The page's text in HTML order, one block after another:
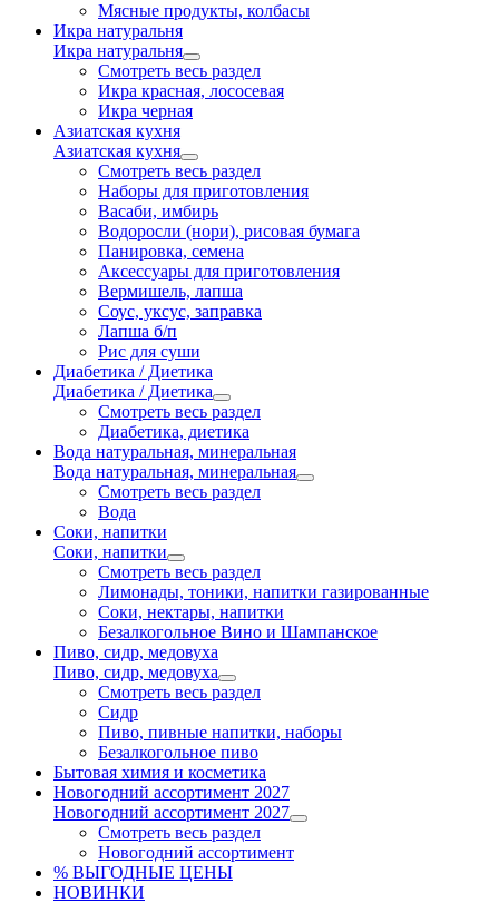
Мясные продукты, колбасы
Икра натуральня
Икра натуральня
Смотреть весь раздел
Икра красная, лососевая
Икра черная
Азиатская кухня
Азиатская кухня
Смотреть весь раздел
Наборы для приготовления
Васаби, имбирь
Водоросли (нори), рисовая бумага
Панировка, семена
Аксессуары для приготовления
Вермишель, лапша
Соус, уксус, заправка
Лапша б/п
Рис для суши
Диабетика / Диетика
Диабетика / Диетика
Смотреть весь раздел
Диабетика, диетика
Вода натуральная, минеральная
Вода натуральная, минеральная
Смотреть весь раздел
Вода
Соки, напитки
Соки, напитки
Смотреть весь раздел
Лимонады, тоники, напитки газированные
Соки, нектары, напитки
Безалкогольное Вино и Шампанское
Пиво, сидр, медовуха
Пиво, сидр, медовуха
Смотреть весь раздел
Сидр
Пиво, пивные напитки, наборы
Безалкогольное пиво
Бытовая химия и косметика
Новогодний ассортимент 2027
Новогодний ассортимент 2027
Смотреть весь раздел
Новогодний ассортимент
% ВЫГОДНЫЕ ЦЕНЫ
НОВИНКИ